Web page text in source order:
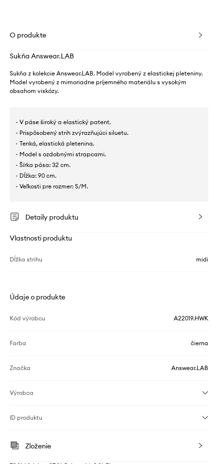
O produkte
Sukňa Answear.LAB
Sukňa z kolekcie Answear.LAB. Model vyrobený z elastickej pleteniny.
Model vyrobený z mimoriadne príjemného materiálu s vysokým
obsahom viskózy.
- V páse široký a elastický patent.
- Prispôsobený strih zvýrazňujúci siluetu.
- Tenká, elastická pletenina.
- Model s ozdobnými strapcami.
- Šírka pása: 32 cm.
- Dĺžka: 90 cm.
- Veľkosti pre rozmer: S/M.
Detaily produktu
Vlastnosti produktu
Dĺžka strihu midi
Údaje o produkte
Kód výrobcu A22019.HWK
Farba čierna
Značka Answear.LAB
Výrobca
ID produktu
Zloženie